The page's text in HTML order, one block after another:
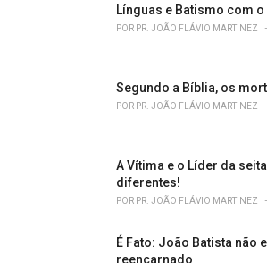
Línguas e Batismo com
POR PR. JOÃO FLÁVIO MARTINEZ
Segundo a Bíblia, os
POR PR. JOÃO FLÁVIO MARTINEZ
A Vítima e o Líder da
diferentes!
POR PR. JOÃO FLÁVIO MARTINEZ
É Fato: João Batista não
reencarnado